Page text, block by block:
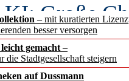
– mit kuratierten
besser versorgen
gemacht –
Stadtgesellschaft steigern
auf Dussmann
Große
erstes